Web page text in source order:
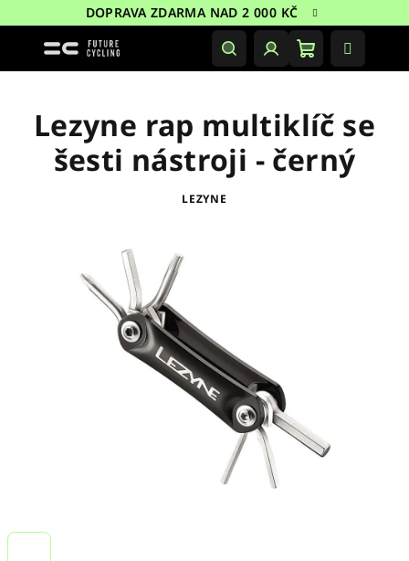
na
DOPRAVA ZDARMA NAD 2 000 KČ
HledatPřihlášeníNákupní
Lezyne rap multiklíč se
šesti nástroji - černý
LEZYNE